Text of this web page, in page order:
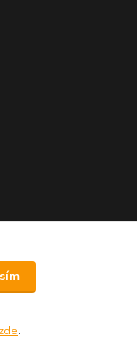
zde.